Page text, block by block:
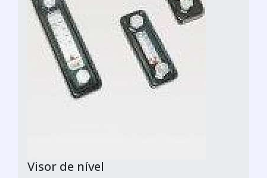
Visor de nível